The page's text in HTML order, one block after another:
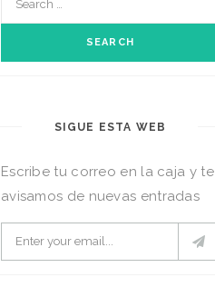
SIGUE ESTA WEB
Escribe tu correo en la caja y te
avisamos de nuevas entradas